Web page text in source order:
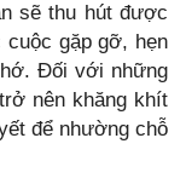
sẽ thu hút được
gặp gỡ, hẹn
Đối với những
nên khăng khít
để nhường chỗ